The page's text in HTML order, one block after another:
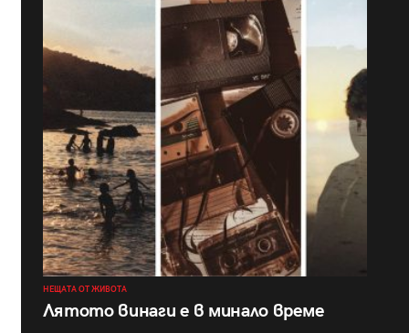
НЕЩАТА ОТ ЖИВОТА
Лятото винаги е в минало време